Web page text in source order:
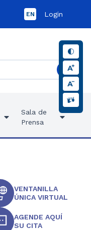
EN Login
Sala de
Prensa
VENTANILLA
ÚNICA VIRTUAL
AGENDE AQUÍ
SU CITA